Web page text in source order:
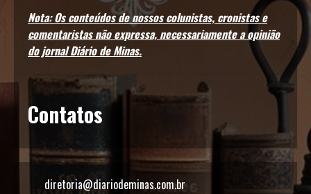
Nota: Os conteúdos de nossos colunistas, cronistas e
comentaristas não expressa, necessariamente a opinião
do jornal Diário de Minas.
Contatos
diretoria@diariodeminas.com.br